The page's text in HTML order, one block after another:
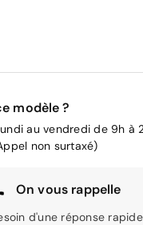
modèle ?
au vendredi de 9h à
non surtaxé)
On vous rappelle
d'une réponse